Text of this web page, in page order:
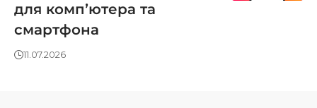
для компʼютера та
смартфона
11.07.2026